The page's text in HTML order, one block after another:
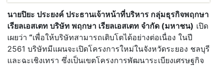
นายปิยะ ประยงค์ ประธานเจ้าหน้าที่บริหาร กลุ่มธุรกิจพฤกษา
เรียลเอสเตท บริษัท พฤกษา เรียลเอสเตท จำกัด (มหาชน) เปิด
เผยว่า “เพื่อให้บริษัทสามารถเติบโตได้อย่างต่อเนื่อง ในปี
2561 บริษัทมีแผนจะเปิดโครงการใหม่ในจังหวัดระยอง ชลบุรี
และฉะเชิงเทรา ซึ่งเป็นเขตโครงการพัฒนาระเบียงเศรษฐกิจ